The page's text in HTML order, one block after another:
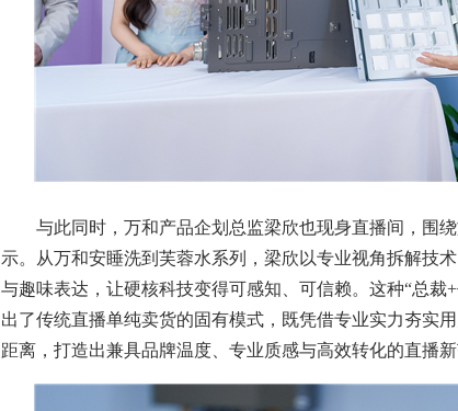
与此同时，万和产品企划总监梁欣也现身直播间，围绕
示。从万和安睡洗到芙蓉水系列，梁欣以专业视角拆解技
与趣味表达，让硬核科技变得可感知、可信赖。这种“总裁
出了传统直播单纯卖货的固有模式，既凭借专业实力夯实
距离，打造出兼具品牌温度、专业质感与高效转化的直播新